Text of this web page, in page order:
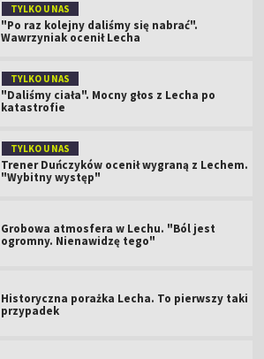
TYLKO U NAS
"Po raz kolejny daliśmy się nabrać".
Wawrzyniak ocenił Lecha
TYLKO U NAS
"Daliśmy ciała". Mocny głos z Lecha po
katastrofie
TYLKO U NAS
Trener Duńczyków ocenił wygraną z Lechem.
"Wybitny występ"
Grobowa atmosfera w Lechu. "Ból jest
ogromny. Nienawidzę tego"
Historyczna porażka Lecha. To pierwszy taki
przypadek